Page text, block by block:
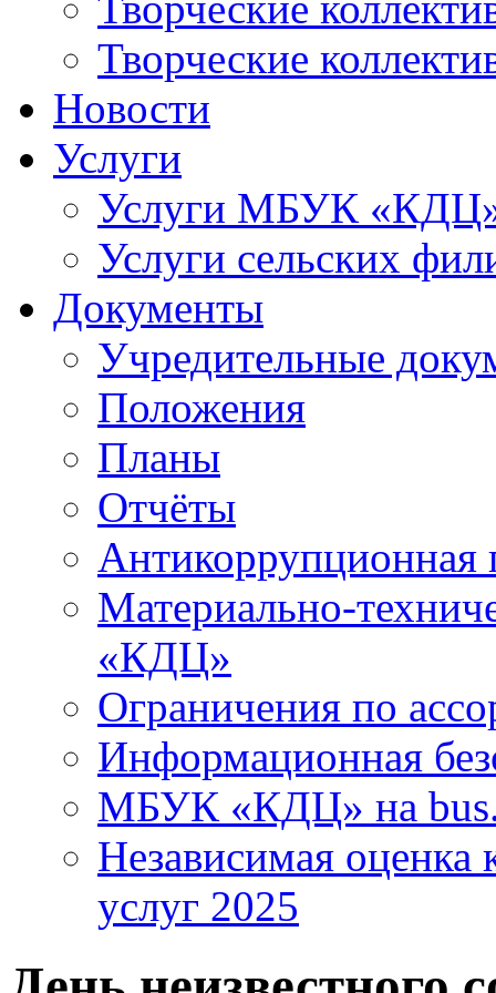
Творческие
Новости
Услуги
Услуги МБУК
Услуги сельских
Документы
Учредительные
Положения
Планы
Отчёты
Антикоррупционная
Материально-
«КДЦ»
Ограничения по
Информационная
МБУК «КДЦ» на
Независимая оценка
услуг 2025